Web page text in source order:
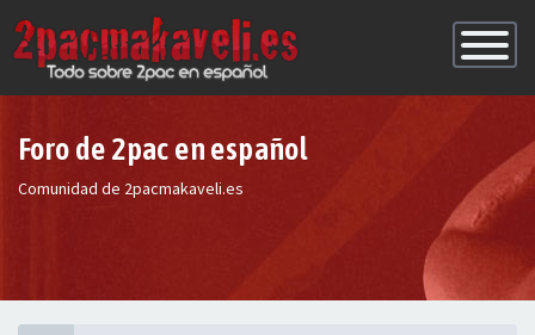
de
Foro de 2pac en español
Comunidad de 2pacmakaveli.es